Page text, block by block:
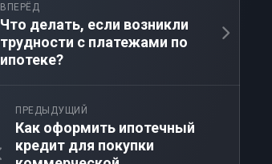
ВПЕРЁД
Что делать, если возникли
трудности с платежами по
ипотеке?
ПРЕДЫДУЩИЙ
Как оформить ипотечный
кредит для покупки